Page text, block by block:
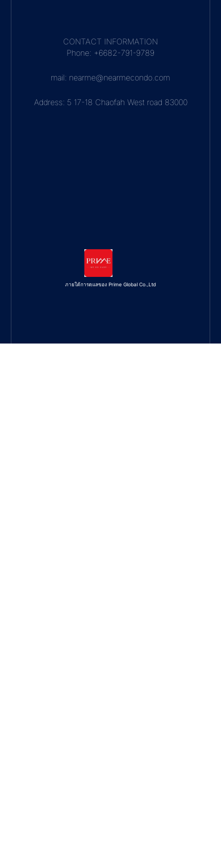
CONTACT INFORMATION
Phone: +6682-791-9789
mail: nearme@nearmecondo.com
Address: 5 17-18 Chaofah West road 83000
ภายใต้การดูแลของ Prime Global Co.,Ltd